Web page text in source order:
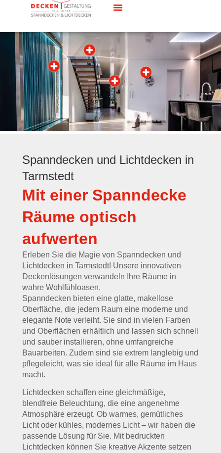
Spanndecken und Lichtdecken in
Tarmstedt
Mit einer Spanndecke
Räume optisch
aufwerten
Erleben Sie die Magie von Spanndecken und
Lichtdecken in Tarmstedt! Unsere innovativen
Deckenlösungen verwandeln Ihre Räume in
wahre Wohlfühloasen.
Spanndecken bieten eine glatte, makellose
Oberfläche, die jedem Raum eine moderne und
elegante Note verleiht. Sie sind in vielen Farben
und Oberflächen erhältlich und lassen sich schnell
und sauber installieren, ohne umfangreiche
Bauarbeiten. Zudem sind sie extrem langlebig und
pflegeleicht, was sie ideal für alle Räume im Haus
macht.
Lichtdecken schaffen eine gleichmäßige,
blendfreie Beleuchtung, die eine angenehme
Atmosphäre erzeugt. Ob warmes, gemütliches
Licht oder kühles, modernes Licht – wir haben die
passende Lösung für Sie. Mit bedruckten
Lichtdecken können Sie kreative Akzente setzen